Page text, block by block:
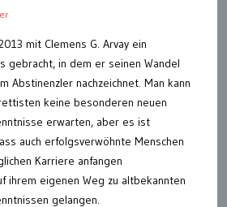
mit Clemens G. Arvay ein
gebracht, in dem er seinen Wandel
Abstinenzler nachzeichnet. Man kann
keine besonderen neuen
erwarten, aber es ist
auch erfolgsverwöhnte Menschen
Karriere anfangen
ihrem eigenen Weg zu altbekannten
gelangen.